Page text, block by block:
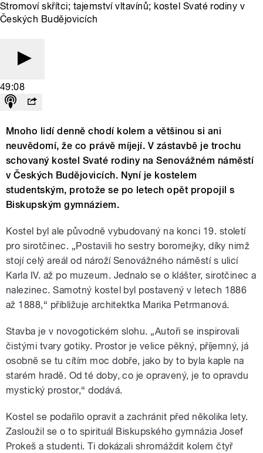
Stromoví skřítci; tajemství vltavínů; kostel Svaté rodiny v
Českých Budějovicích
49:08
Mnoho lidí denně chodí kolem a většinou si ani
neuvědomí, že co právě míjejí. V zástavbě je trochu
schovaný kostel Svaté rodiny na Senovážném náměstí
v Českých Budějovicích. Nyní je kostelem
studentským, protože se po letech opět propojil s
Biskupským gymnáziem.
Kostel byl ale původně vybudovaný na konci 19. století
pro sirotčinec. „Postavili ho sestry boromejky, díky nimž
stojí celý areál od nároží Senovážného náměstí s ulicí
Karla IV. až po muzeum. Jednalo se o klášter, sirotčinec a
nalezinec. Samotný kostel byl postavený v letech 1886
až 1888,“ přibližuje architektka Marika Petrmanová.
Stavba je v novogotickém slohu. „Autoři se inspirovali
čistými tvary gotiky. Prostor je velice pěkný, příjemný, já
osobně se tu cítím moc dobře, jako by to byla kaple na
starém hradě. Od té doby, co je opravený, je to opravdu
mystický prostor,“ dodává.
Kostel se podařilo opravit a zachránit před několika lety.
Zasloužil se o to spirituál Biskupského gymnázia Josef
Prokeš a studenti. Ti dokázali shromáždit kolem čtyř